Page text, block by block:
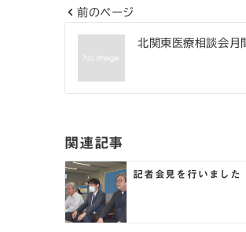
投
ナ
ゲ
ー
シ
ョ
前のページ
北関東医療相談会
関連記事
記者会見を行いまし